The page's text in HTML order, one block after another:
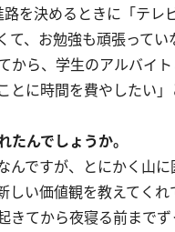
を決めるときに「テレ
て、お勉強も頑張って
ら、学生のアルバイ
とに時間を費やしたい
んでしょうか。
ですが、とにかく山
しい価値観を教えてく
てから夜寝る前まで